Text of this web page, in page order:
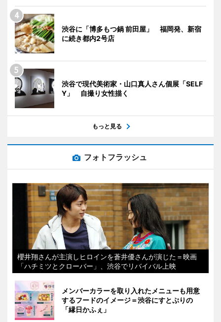
渋谷に「博多もつ鍋 前田屋」 福岡発、新宿
に続き都内2号店
渋谷で現代美術家・山口真人さん個展「SELF
Y」 自撮り女性描く
もっと見る
フォトフラッシュ
櫻井翔さんが主演しヒロインを蒼井優さんが演じた＝映画
「ハチミツとクローバー」、渋谷でリバイバル上映
メンバーカラーを取り入れたメニューも用意
するフードのイメージ＝渋谷にすとぷりの
「縁日かふぇ」